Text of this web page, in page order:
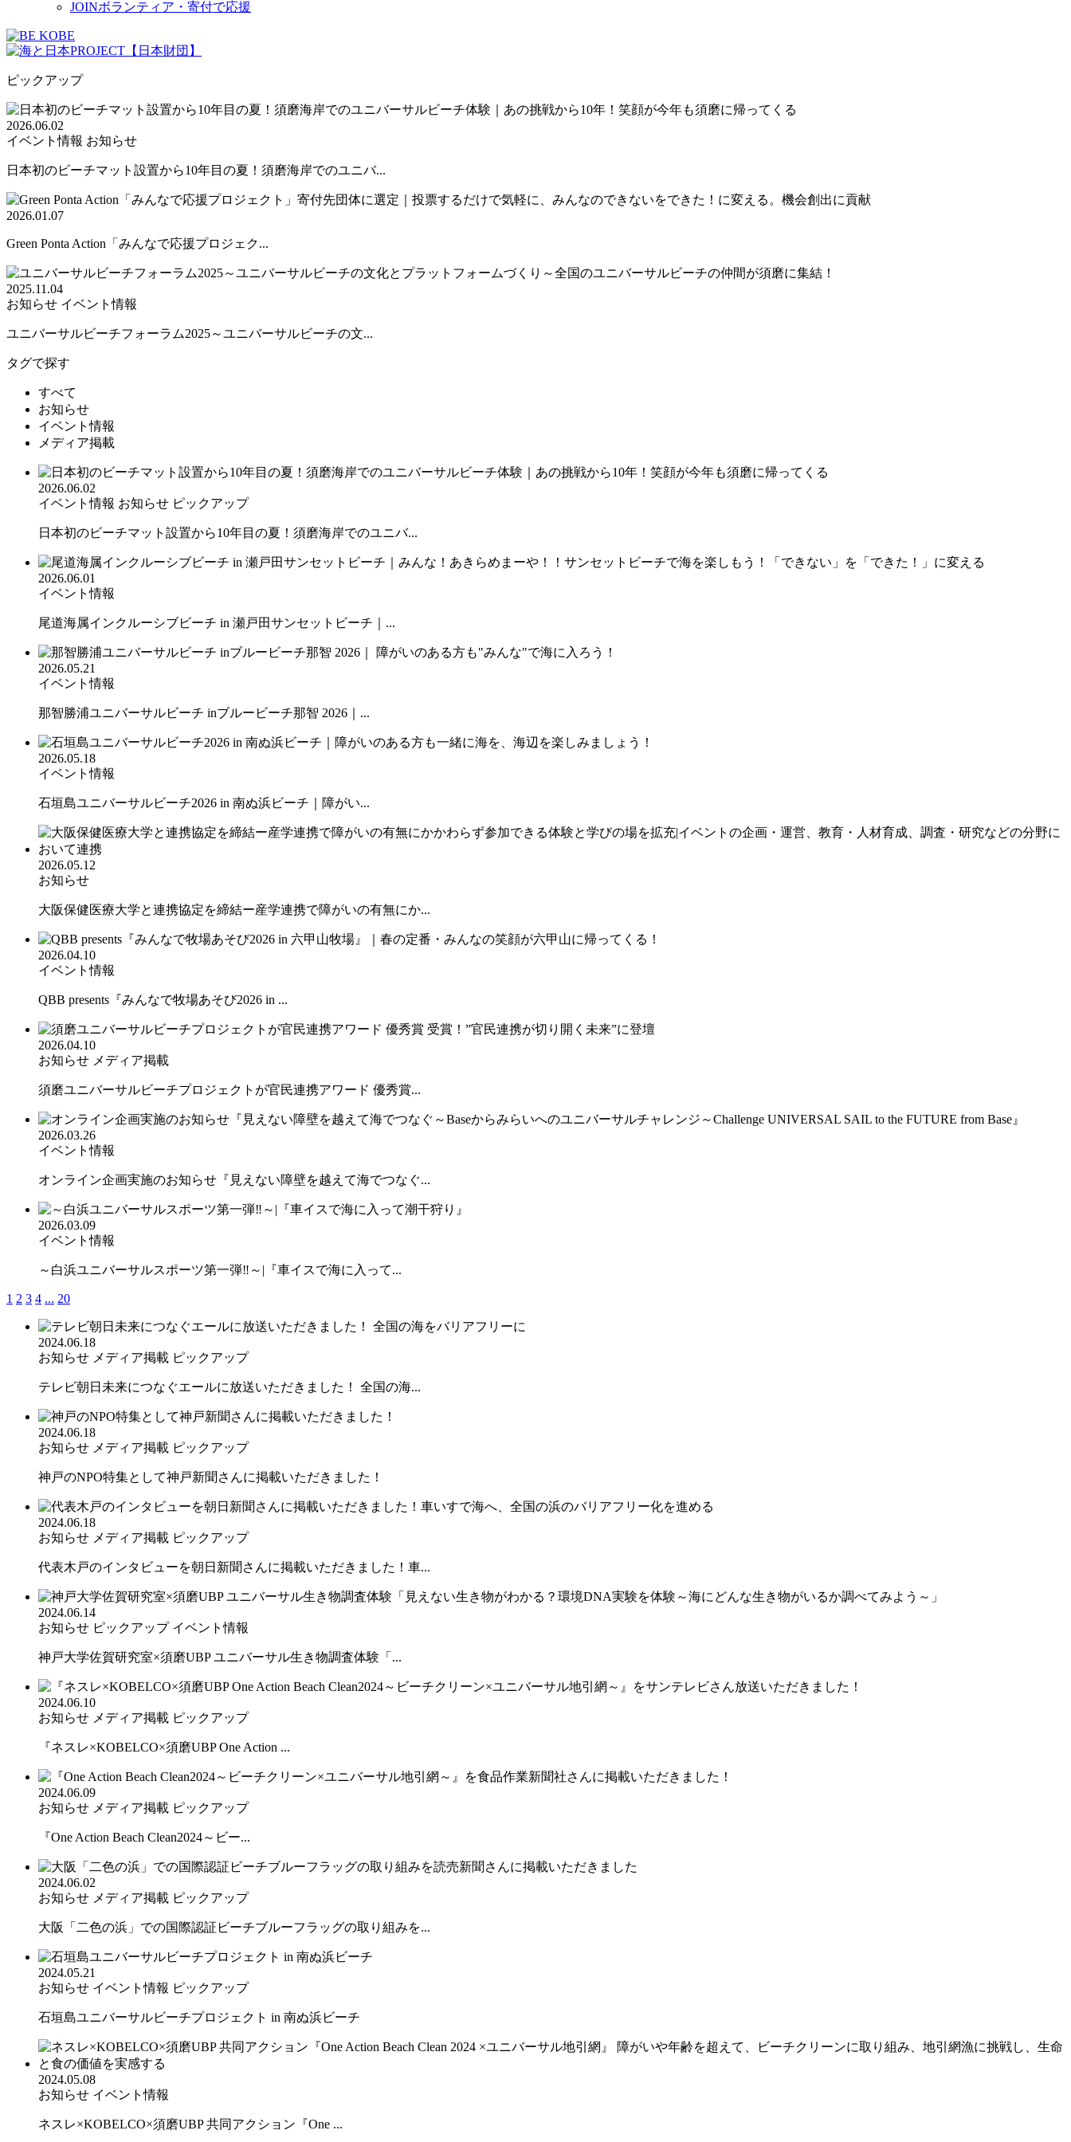
JOINボランティア・寄付で応援
ピックアップ
2026.06.02
イベント情報 お知らせ
日本初のビーチマット設置から10年目の夏！須磨海岸でのユニバ...
2026.01.07
Green Ponta Action「みんなで応援プロジェク...
2025.11.04
お知らせ イベント情報
ユニバーサルビーチフォーラム2025～ユニバーサルビーチの文...
タグで探す
すべて
お知らせ
イベント情報
メディア掲載
2026.06.02
イベント情報 お知らせ ピックアップ
日本初のビーチマット設置から10年目の夏！須磨海岸でのユニバ...
2026.06.01
イベント情報
尾道海属インクルーシブビーチ in 瀬戸田サンセットビーチ｜...
2026.05.21
イベント情報
那智勝浦ユニバーサルビーチ inブルービーチ那智 2026｜...
2026.05.18
イベント情報
石垣島ユニバーサルビーチ2026 in 南ぬ浜ビーチ｜障がい...
2026.05.12
お知らせ
大阪保健医療大学と連携協定を締結ー産学連携で障がいの有無にか...
2026.04.10
イベント情報
QBB presents『みんなで牧場あそび2026 in ...
2026.04.10
お知らせ メディア掲載
須磨ユニバーサルビーチプロジェクトが官民連携アワード 優秀賞...
2026.03.26
イベント情報
オンライン企画実施のお知らせ『見えない障壁を越えて海でつなぐ...
2026.03.09
イベント情報
～白浜ユニバーサルスポーツ第一弾‼︎～|『車イスで海に入って...
1 2 3 4 ... 20
2024.06.18
お知らせ メディア掲載 ピックアップ
テレビ朝日未来につなぐエールに放送いただきました！ 全国の海...
2024.06.18
お知らせ メディア掲載 ピックアップ
神戸のNPO特集として神戸新聞さんに掲載いただきました！
2024.06.18
お知らせ メディア掲載 ピックアップ
代表木戸のインタビューを朝日新聞さんに掲載いただきました！車...
2024.06.14
お知らせ ピックアップ イベント情報
神戸大学佐賀研究室×須磨UBP ユニバーサル生き物調査体験「...
2024.06.10
お知らせ メディア掲載 ピックアップ
『ネスレ×KOBELCO×須磨UBP One Action ...
2024.06.09
お知らせ メディア掲載 ピックアップ
『One Action Beach Clean2024～ビー...
2024.06.02
お知らせ メディア掲載 ピックアップ
大阪「二色の浜」での国際認証ビーチブルーフラッグの取り組みを...
2024.05.21
お知らせ イベント情報 ピックアップ
石垣島ユニバーサルビーチプロジェクト in 南ぬ浜ビーチ
2024.05.08
お知らせ イベント情報
ネスレ×KOBELCO×須磨UBP 共同アクション『One ...